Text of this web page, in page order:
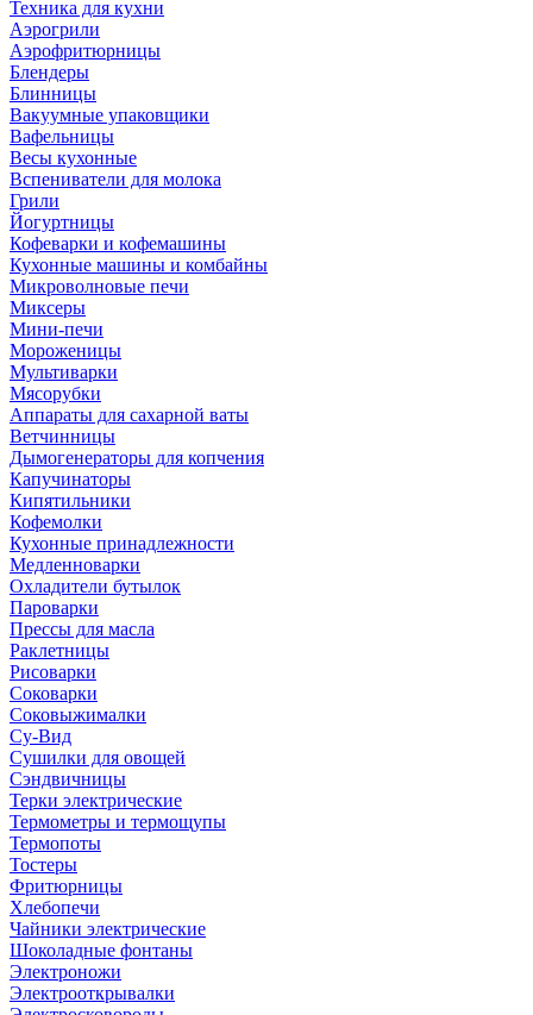
Техника для кухни
Аэрогрили
Аэрофритюрницы
Блендеры
Блинницы
Вакуумные упаковщики
Вафельницы
Весы кухонные
Вспениватели для молока
Грили
Йогуртницы
Кофеварки и кофемашины
Кухонные машины и комбайны
Микроволновые печи
Миксеры
Мини-печи
Мороженицы
Мультиварки
Мясорубки
Аппараты для сахарной ваты
Ветчинницы
Дымогенераторы для копчения
Капучинаторы
Кипятильники
Кофемолки
Кухонные принадлежности
Медленноварки
Охладители бутылок
Пароварки
Прессы для масла
Раклетницы
Рисоварки
Соковарки
Соковыжималки
Су-Вид
Сушилки для овощей
Сэндвичницы
Терки электрические
Термометры и термощупы
Термопоты
Тостеры
Фритюрницы
Хлебопечи
Чайники электрические
Шоколадные фонтаны
Электроножи
Электрооткрывалки